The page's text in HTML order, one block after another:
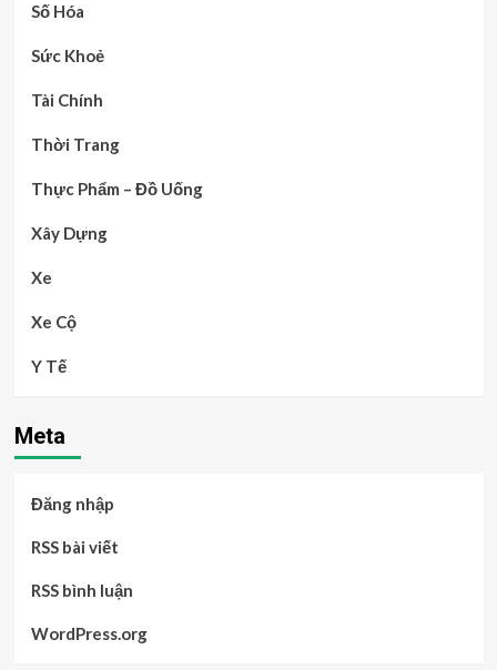
Số Hóa
Sức Khoẻ
Tài Chính
Thời Trang
Thực Phẩm – Đồ Uống
Xây Dựng
Xe
Xe Cộ
Y Tế
Meta
Đăng nhập
RSS bài viết
RSS bình luận
WordPress.org